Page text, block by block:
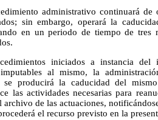
administrativo continuará
sin embargo, operará la
en un periodo de tiempo de tres
iniciados a instancia del
al mismo, la
se producirá la caducidad del
las actividades necesarias para
archivo de las actuaciones,
el recurso previsto en la